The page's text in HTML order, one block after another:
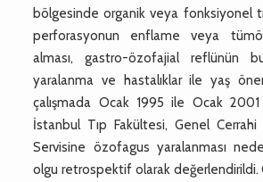
bölgesinde organik veya fonksiyonel
perforasyonun enflame veya
alması, gastro-özofajial reflünün
yaralanma ve hastalıklar ile yaş
çalışmada Ocak 1995 ile Ocak 2001
İstanbul Tıp Fakültesi, Genel Cerrahi
Servisine özofagus yaralanması
olgu retrospektif olarak değerlendirildi.